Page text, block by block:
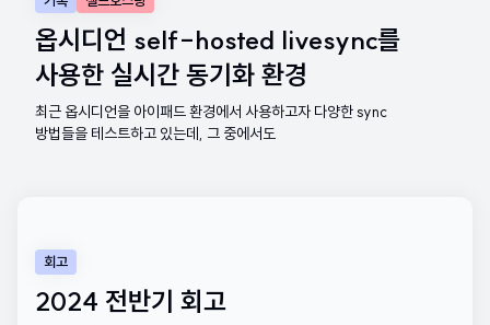
옵시디언 self-hosted livesync를
사용한 실시간 동기화 환경
최근 옵시디언을 아이패드 환경에서 사용하고자 다양한 sync
방법들을 테스트하고 있는데, 그 중에서도
회고
2024 전반기 회고